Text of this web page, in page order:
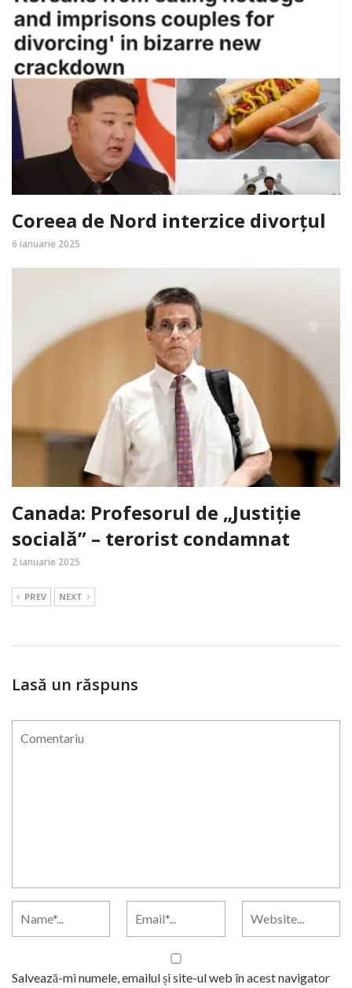
Coreea de Nord interzice divorțul
6 ianuarie 2025
Canada: Profesorul de „Justiție
socială” – terorist condamnat
2 ianuarie 2025
PREV NEXT
Lasă un răspuns
Salvează-mi numele, emailul și site-ul web în acest navigator